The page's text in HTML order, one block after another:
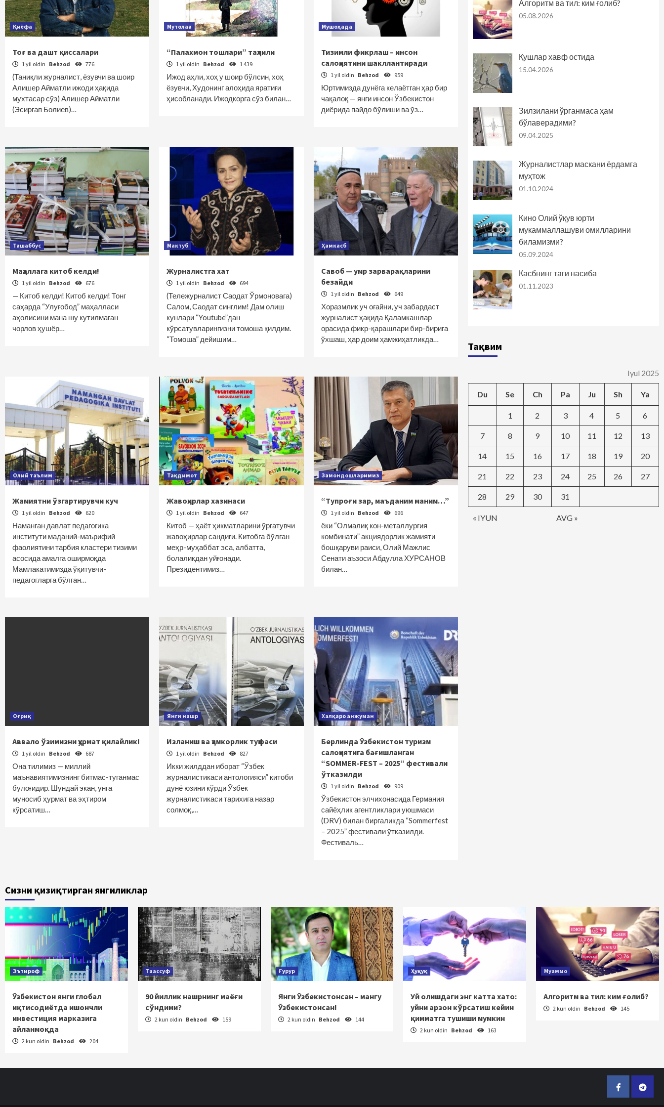
Қиёфа
Тоғ ва дашт қиссалари
1 yil oldin Behzod 776
(Таниқли журналист, ёзувчи ва шоир
Алишер Айматли ижоди ҳақида
мухтасар сўз) Алишер Айматли
(Эсиргап Болиев)…
Мутолаа
“Палахмон тошлари” таҳлили
1 yil oldin Behzod 1 439
Ижод аҳли, хоҳ у шоир бўлсин, хоҳ
ёзувчи, Худонинг алоҳида яратиғи
ҳисобланади. Ижодкорга сўз билан…
Мушоҳада
Тизимли фикрлаш – инсон
салоҳиятини шакллантиради
1 yil oldin Behzod 959
Юртимизда дунёга келаётган ҳар бир
чақалоқ — янги инсон Ўзбекистон
диёрида пайдо бўлиши ва ўз…
Ташаббус
Маҳаллага китоб келди!
1 yil oldin Behzod 676
— Китоб келди! Китоб келди! Тонг
саҳарда “Улуғобод” маҳалласи
аҳолисини мана шу кутилмаган
чорлов ҳуш­ёр…
Мактуб
Журналистга хат
1 yil oldin Behzod 694
(Тележурналист Саодат Ўрмоновага)
Салом, Саодат синглим! Дам олиш
кунлари “Youtube”дан
кўрсатувларингизни томоша қилдим.
“Томоша” дейишим…
Ҳамкасб
Савоб — умр зарварақларини
безайди
1 yil oldin Behzod 649
Хоразмлик уч оғайни, уч забардаст
журналист ҳақида Қаламкашлар
орасида фикр-қарашлари бир-бирига
ўхшаш, ҳар доим ҳамжиҳатликда…
Олий таълим
Жамиятни ўзгартирувчи куч
1 yil oldin Behzod 620
Наманган давлат педагогика
институти маданий-маърифий
фаолиятини тарбия кластери тизими
асосида амалга оширмоқда
Мамлакатимизда ўқитувчи-
педагогларга бўлган…
Тақдимот
Жавоҳирлар хазинаси
1 yil oldin Behzod 647
Китоб — ҳаёт ҳикматларини ўргатувчи
жавоҳирлар сандиғи. Китобга бўлган
меҳр-муҳаббат эса, албатта,
болаликдан уйғонади.
Президентимиз…
Замондошларимиз
“Тупроғи зар, маъданим маним…”
1 yil oldin Behzod 696
ёки “Олмалиқ кон-металлургия
комбинати” акциядорлик жамияти
бошқаруви раиси, Олий Мажлис
Сенати аъзоси Абдулла ХУРСАНОВ
билан…
Оғриқ
Аввало ўзимизни ҳурмат қилайлик!
1 yil oldin Behzod 687
Она тилимиз — миллий
маънавиятимизнинг битмас-туганмас
булоғидир. Шундай экан, унга
муносиб ҳурмат ва эҳтиром
кўрсатиш…
Янги нашр
Изланиш ва ҳамкорлик туҳфаси
1 yil oldin Behzod 827
Икки жилддан иборат “Ўзбек
журналистикаси антологияси” китоби
дунё юзини кўрди Ўзбек
журналистикаси тарихига назар
солмоқ,…
Халқаро анжуман
Берлинда Ўзбекистон туризм
салоҳиятига бағишланган
“SOMMER-FEST – 2025” фестивали
ўтказилди
1 yil oldin Behzod 909
Ўзбекистон элчихонасида Германия
сайёҳлик агентликлари уюшмаси
(DRV) билан биргаликда “Sommerfest
– 2025” фестивали ўтказилди.
Фестиваль…
Алгоритм ва тил: ким ғолиб?
05.08.2026
Қушлар хавф остида
15.04.2026
Зилзилани ўрганмаса ҳам
бўлаверадими?
09.04.2025
Журналистлар маскани ёрдамга
муҳтож
01.10.2024
Кино Олий ўқув юрти
мукаммаллашуви омилларини
биламизми?
05.09.2024
Касбнинг таги насиба
01.11.2023
Тақвим
Iyul 2025
Du Se Ch Pa Ju Sh Ya
« IYUN AVG »
1 2 3 4 5 6
7 8 9 10 11 12 13
14 15 16 17 18 19 20
21 22 23 24 25 26 27
28 29 30 31
Сизни қизиқтирган янгиликлар
Эътироф
Ўзбекистон янги глобал
иқтисодиётда ишончли
инвестиция марказига
айланмоқда
2 kun oldin Behzod 204
Таассуф
90 йиллик нашрнинг маёғи
сўндими?
2 kun oldin Behzod 159
Ғурур
Янги Ўзбекистонсан – мангу
Ўзбекистонсан!
2 kun oldin Behzod 144
Ҳуқуқ
Уй олишдаги энг катта хато:
уйни арзон кўрсатиш кейин
қимматга тушиши мумкин
2 kun oldin Behzod 163
Муаммо
Алгоритм ва тил: ким ғолиб?
2 kun oldin Behzod 145
Facebook